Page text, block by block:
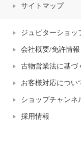
サイトマップ
ジュピターショッ
会社概要/免許情報
古物営業法に基づ
お客様対応につい
ショップチャンネ
採用情報